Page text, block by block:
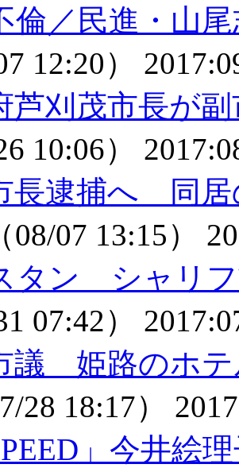
倫／民進・山
12:20）
芦刈茂市長が
10:06）
長逮捕へ 同居
（08/07 13:15）
タン シャリ
07:42）
議 姫路のホテ
28 18:17）
」今井